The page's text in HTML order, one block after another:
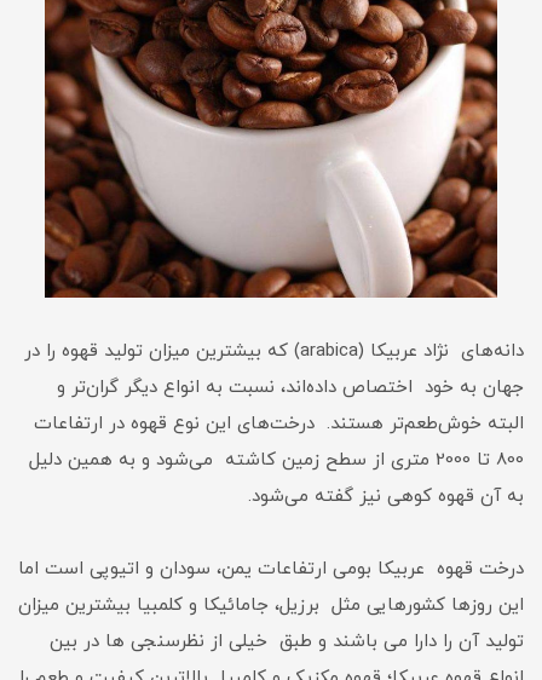
دانه‌های نژاد عربیکا (arabica) که بیشترین میزان تولید قهوه را در
جهان به خود اختصاص داده‌اند، نسبت به انواع دیگر گران‌تر و
البته خوش‌طعم‌تر هستند. درخت‌های این نوع قهوه در ارتفاعات
800 تا 2000 متری از سطح زمین کاشته می‌شود و به همین دلیل
به آن قهوه کوهی نیز گفته می‌شود.
درخت قهوه عربیکا بومی ارتفاعات یمن، سودان و اتیوپی است اما
این روزها کشورهایی مثل برزیل، جامائیکا و کلمبیا بیشترین میزان
تولید آن را دارا می باشند و طبق خیلی از نظرسنجی ها در بین